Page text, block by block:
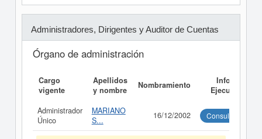
Administradores, Dirigentes y Auditor de Cuentas
Órgano de administración
Cargo
vigente
Apellidos
y nombre
Nombramiento
Informe
Ejecutivo
Administrador
Único
MARIANO
S...
16/12/2002 Consultar